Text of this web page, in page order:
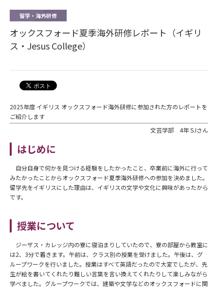
留学・海外研修
オックスフォード夏季海外研修レポート（イギリ
ス・Jesus College）
2025年度 イギリス オックスフォード海外研修に参加された方のレポートを
ご紹介します
文芸学部 4年 S.Iさん
はじめに
自分自身で何かを見つける経験をしたかったこと、卒業前に海外に行って
みたかったことからオックスフォード夏季海外研修への参加を決めました。
留学先をイギリスにした理由は、イギリスの文学や文化に興味があったから
です。
授業について
ジーザス・カレッジ内の寮に寝泊まりしていたので、寮の部屋から教室に
は2、3分で着きます。午前は、クラス別の授業を受けました。午後は、グ
ループワークを行いました。授業はすべて英語だったので大変でしたが、先
生が絵を書いてくれたり難しい言葉を言い換えてくれたりして楽しみながら
学べました。グループワークでは、建築や文学などのオックスフォードに関